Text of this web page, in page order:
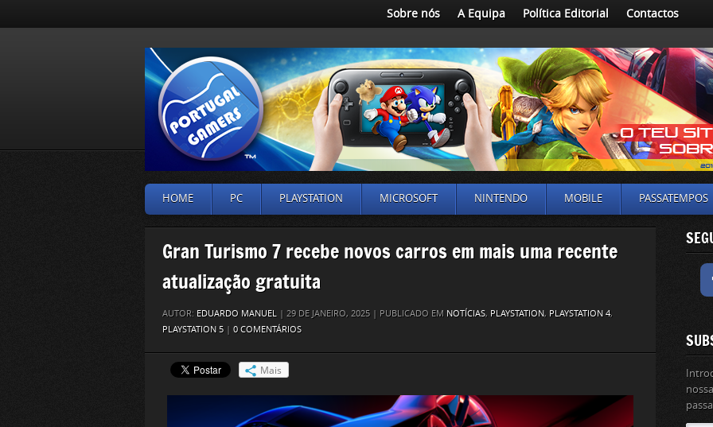
Sobre nós A Equipa Política Editorial Contactos
HOME PC PLAYSTATION MICROSOFT NINTENDO MOBILE PASSATEMPOS
Gran Turismo 7 recebe novos carros em mais uma recente
atualização gratuita
AUTOR: EDUARDO MANUEL | 29 DE JANEIRO, 2025 | PUBLICADO EM NOTÍCIAS, PLAYSTATION, PLAYSTATION 4,
PLAYSTATION 5 | 0 COMENTÁRIOS
Mais